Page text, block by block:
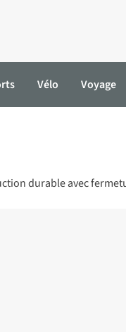
cart
Vélo Voyage
durable avec